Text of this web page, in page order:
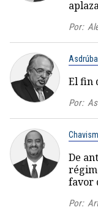
Por:
El fin
Por:
De
favor
Por: